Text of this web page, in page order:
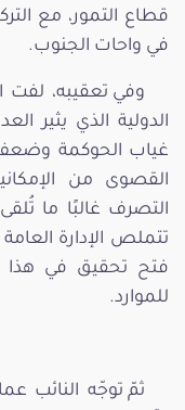
قطاع التمور، مع
في واحات الجنوب.
وفي تعقيبه، لفت
الدولية الذي يثير
غياب الحوكمة وضعف
القصوى من
التصرف غالبًا ما
تتملص الإدارة
فتح تحقيق في هذا
للموارد.
ثمّ توجّه النائب